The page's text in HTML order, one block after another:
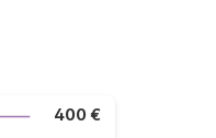
400 €